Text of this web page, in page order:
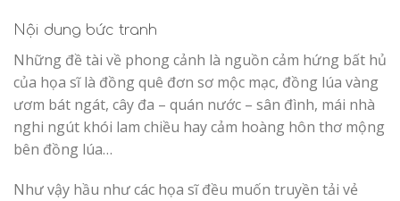
Nội dung bức tranh
Những đề tài về phong cảnh là nguồn cảm hứng bất hủ
của họa sĩ là đồng quê đơn sơ mộc mạc, đồng lúa vàng
ươm bát ngát, cây đa – quán nước – sân đình, mái nhà
nghi ngút khói lam chiều hay cảm hoàng hôn thơ mộng
bên đồng lúa…
Như vậy hầu như các họa sĩ đều muốn truyền tải vẻ